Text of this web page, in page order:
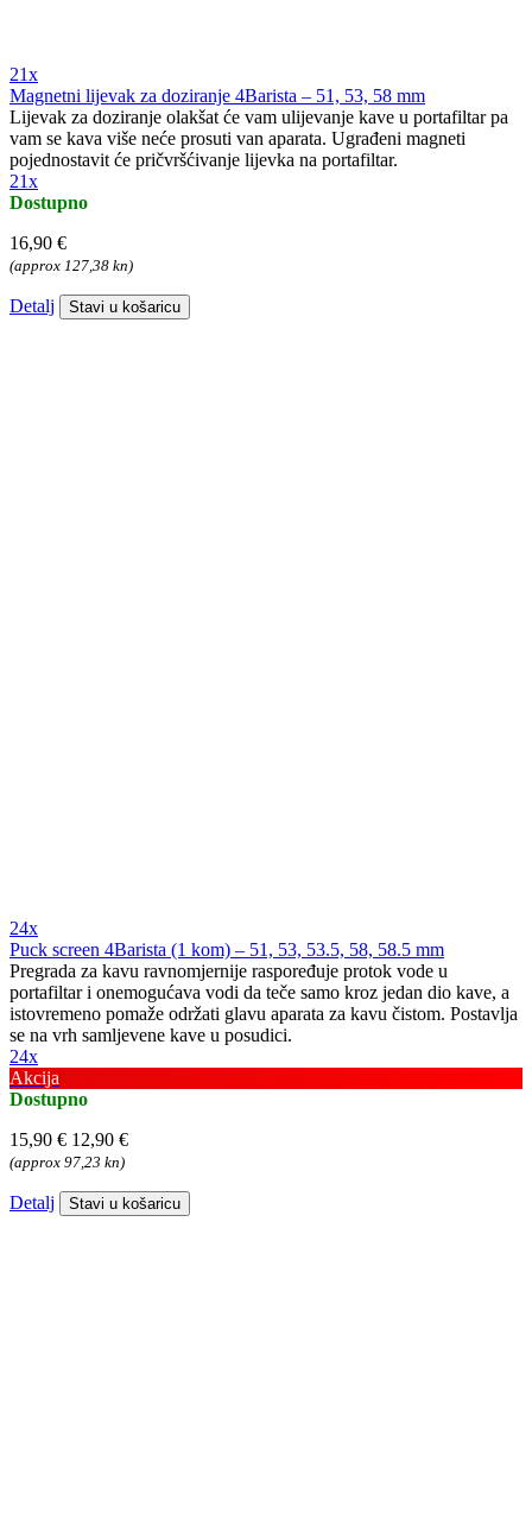
21x
Magnetni lijevak za doziranje 4Barista – 51, 53, 58 mm
Lijevak za doziranje olakšat će vam ulijevanje kave u portafiltar pa
vam se kava više neće prosuti van aparata. Ugrađeni magneti
pojednostavit će pričvršćivanje lijevka na portafiltar.
21x
Dostupno
16,90 €
(approx 127,38 kn)
Detalj Stavi u košaricu
24x
Puck screen 4Barista (1 kom) – 51, 53, 53.5, 58, 58.5 mm
Pregrada za kavu ravnomjernije raspoređuje protok vode u
portafiltar i onemogućava vodi da teče samo kroz jedan dio kave, a
istovremeno pomaže održati glavu aparata za kavu čistom. Postavlja
se na vrh samljevene kave u posudici.
24x
Akcija
Dostupno
15,90 € 12,90 €
(approx 97,23 kn)
Detalj Stavi u košaricu